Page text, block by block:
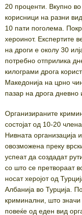
20 проценти. Вкупно
корисници на разни
10 пати поголема.
хероинот. Експертите
на дроги е околу 30
потребно отприлика
килограми дрога
Македонија на црно
пазар на дрога дневно
Организираните
состојат од 10-20
Нивната
овозможена преку
успеат да создадат
со што се претвораат
носат херојот од
Албанија во Турција.
криминални, што значи
повеќе од еден вид